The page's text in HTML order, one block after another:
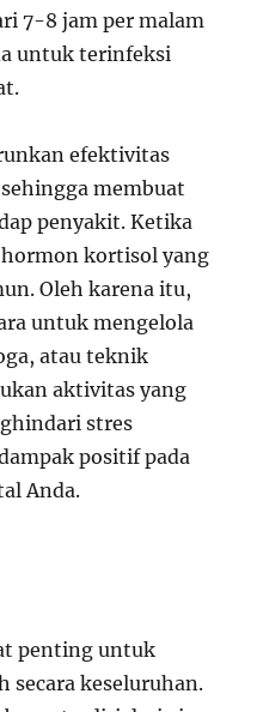
7-8 jam per malam
untuk terinfeksi
efektivitas
membuat
penyakit. Ketika
kortisol yang
Oleh karena itu,
untuk mengelola
atau teknik
aktivitas yang
stres
positif pada
Anda.
penting untuk
secara keseluruhan.